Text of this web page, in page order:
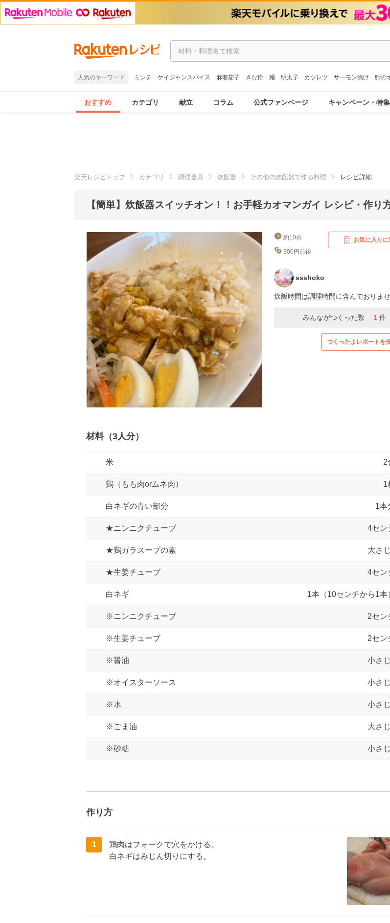
人気のキーワード ミンチ ケイジャンスパイス 麻婆茄子 きな粉 麺 明太子 カツレツ サーモン漬け 鯖の
おすすめ カテゴリ 献立 コラム 公式ファンページ キャンペーン・特集
楽天レシピトップ カテゴリ 調理器具 炊飯器 その他の炊飯器で作る料理 レシピ詳細
【簡単】炊飯器スイッチオン！！お手軽カオマンガイ レシピ・作り
約10分
300円前後
お気に入りに
ssshoko
炊飯時間は調理時間に含んでおりませ
みんながつくった数 1 件
つくったよレポートを
材料（3人分）
米 2
鶏（もも肉orムネ肉） 1
白ネギの青い部分 1本
★ニンニクチューブ 4セン
★鶏ガラスープの素 大さ
★生姜チューブ 4セン
白ネギ 1本（10センチから1本
※ニンニクチューブ 2セン
※生姜チューブ 2セン
※醤油 小さ
※オイスターソース 小さ
※水 小さ
※ごま油 大さ
※砂糖 小さ
作り方
1
鶏肉はフォークで穴をかける。
白ネギはみじん切りにする。